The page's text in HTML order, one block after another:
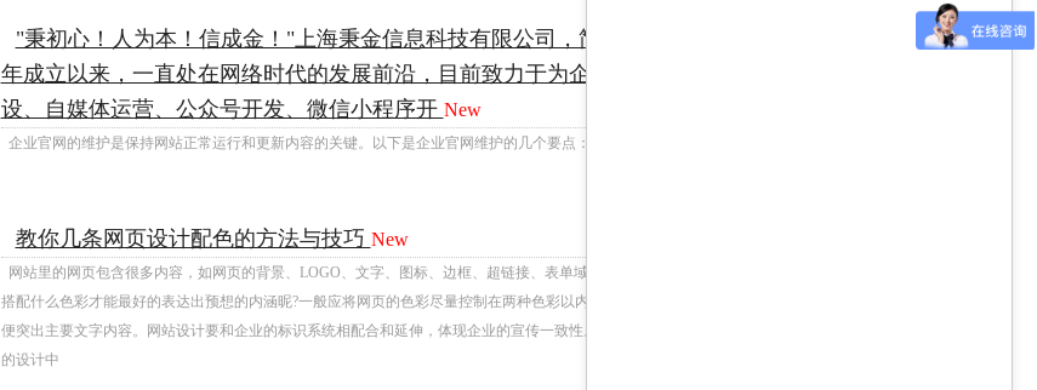
"秉初心！人为本！信成金！"上海秉金信息科技有限公司，简称秉金网络，公司自2008
年成立以来，一直处在网络时代的发展前沿，目前致力于为企业提供网站建设、H5站建
设、自媒体运营、公众号开发、微信小程序开 New
企业官网的维护是保持网站正常运行和更新内容的关键。以下是企业官网维护的几个要点：
教你几条网页设计配色的方法与技巧 New
网站里的网页包含很多内容，如网页的背景、LOGO、文字、图标、边框、超链接、表单域等等，这些内容应该采用什么样的应该
搭配什么色彩才能最好的表达出预想的内涵昵?一般应将网页的色彩尽量控制在两种色彩以内，同时背景和前文的对比尽量要大，以
便突出主要文字内容。网站设计要和企业的标识系统相配合和延伸，体现企业的宣传一致性。有几种基本的配色设计可以应用到网站
的设计中